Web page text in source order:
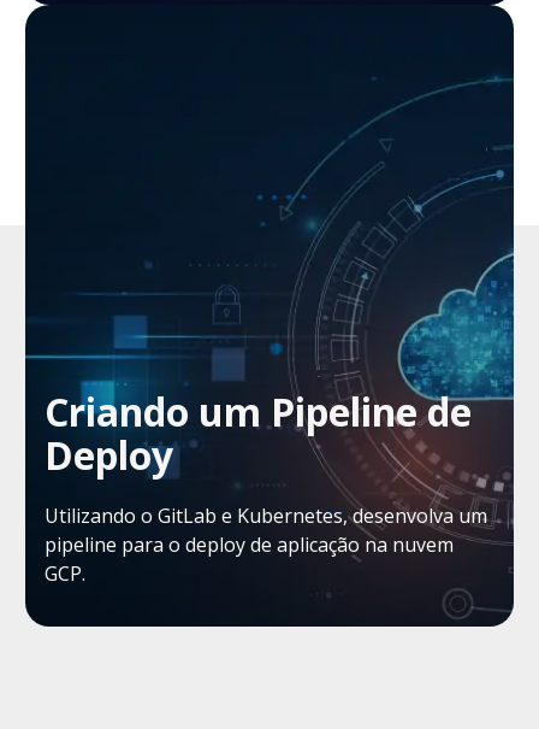
Criando um Pipeline de
Deploy
Utilizando o GitLab e Kubernetes, desenvolva um
pipeline para o deploy de aplicação na nuvem
GCP.